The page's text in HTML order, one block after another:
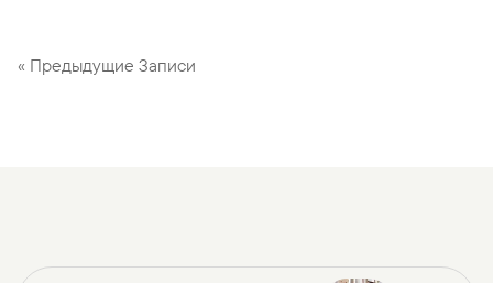
« Предыдущие Записи